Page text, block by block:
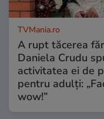
TVMania.ro
A rupt tăcerea
Daniela Crudu
activitatea ei de
pentru adulți:
wow!”